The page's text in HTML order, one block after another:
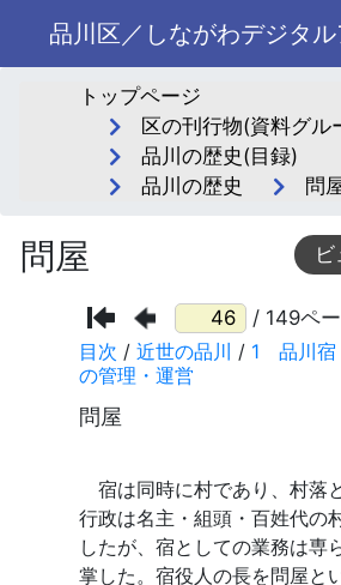
品川区／しながわデジタ
トップページ
区の刊行物(資料グル
品川の歴史(目録)
品川の歴史
問
問屋
/ 149ペ